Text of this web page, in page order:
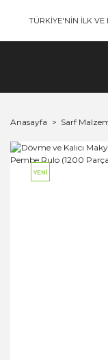
TÜRKİYE'NİN İLK VE
Anasayfa Sarf
YENİ